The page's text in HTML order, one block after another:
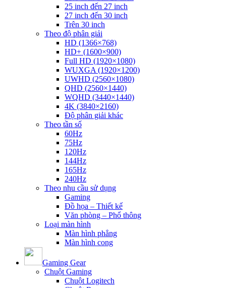
25 inch đến 27 inch
27 inch đến 30 inch
Trên 30 inch
Theo độ phân giải
HD (1366×768)
HD+ (1600×900)
Full HD (1920×1080)
WUXGA (1920×1200)
UWHD (2560×1080)
QHD (2560×1440)
WQHD (3440×1440)
4K (3840×2160)
Độ phân giải khác
Theo tần số
60Hz
75Hz
120Hz
144Hz
165Hz
240Hz
Theo nhu cầu sử dụng
Gaming
Đồ họa – Thiết kế
Văn phòng – Phổ thông
Loại màn hình
Màn hình phẳng
Màn hình cong
Gaming Gear
Chuột Gaming
Chuột Logitech